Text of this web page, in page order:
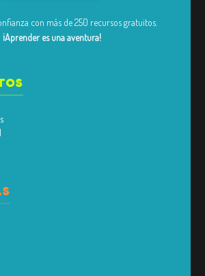
con más de 250 recursos gratuitos.
¡Aprender es una aventura!